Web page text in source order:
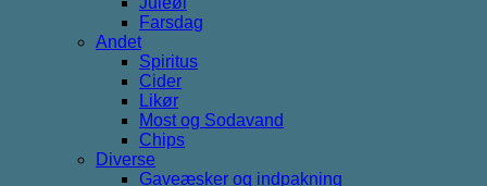
Farsdag
Andet
Spiritus
Cider
Likør
Most og Sodavand
Chips
Diverse
Gaveæsker og indpakning